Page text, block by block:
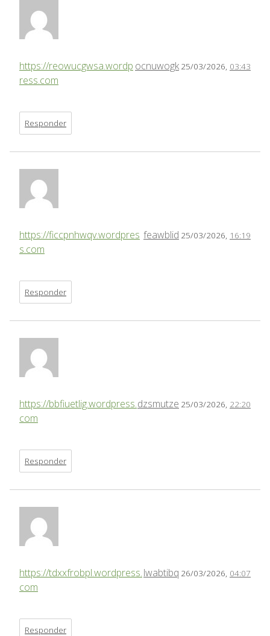
ocnuwogk 25/03/2026, 03:43
https://reowucgwsa.wordp
ress.com
Responder
feawblid 25/03/2026, 16:19
https://ficcpnhwqv.wordpres
s.com
Responder
dzsmutze 25/03/2026, 22:20
https://bbfiuetlig.wordpress.
com
Responder
lwabtibq 26/03/2026, 04:07
https://tdxxfrobpl.wordpress.
com
Responder